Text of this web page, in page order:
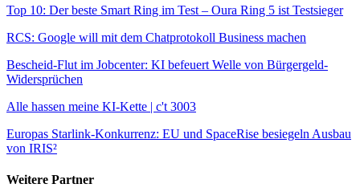
Top 10: Der beste Smart Ring im Test – Oura Ring 5 ist Testsieger
RCS: Google will mit dem Chatprotokoll Business machen
Bescheid-Flut im Jobcenter: KI befeuert Welle von Bürgergeld-
Widersprüchen
Alle hassen meine KI-Kette | c't 3003
Europas Starlink-Konkurrenz: EU und SpaceRise besiegeln Ausbau
von IRIS²
Weitere Partner